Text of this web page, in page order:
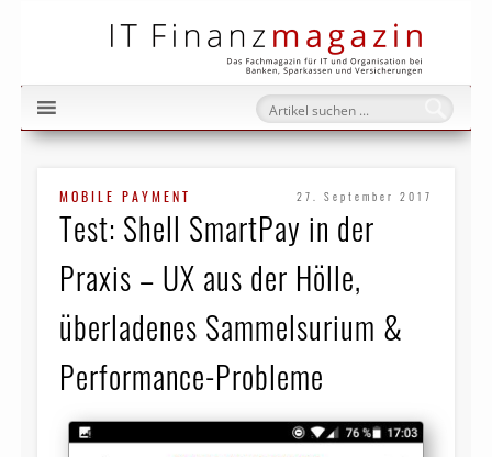
MOBILE PAYMENT 27. September 2017
Test: Shell SmartPay in der
Praxis – UX aus der Hölle,
überladenes Sammelsurium &
Performance-Probleme